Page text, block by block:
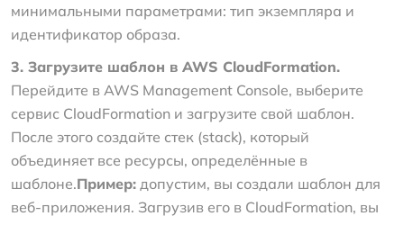
минимальными параметрами: тип экземпляра и
идентификатор образа.
3. Загрузите шаблон в AWS CloudFormation.
Перейдите в AWS Management Console, выберите
сервис CloudFormation и загрузите свой шаблон.
После этого создайте стек (stack), который
объединяет все ресурсы, определённые в
шаблоне.Пример: допустим, вы создали шаблон для
веб-приложения. Загрузив его в CloudFormation, вы